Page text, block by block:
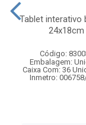
Tablet interativo
24x18cm
Código:
Embalagem:
Caixa Com: 36
Inmetro: